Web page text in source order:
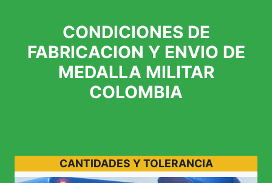
CONDICIONES DE
FABRICACION Y ENVIO DE
MEDALLA MILITAR
COLOMBIA
CANTIDADES Y TOLERANCIA